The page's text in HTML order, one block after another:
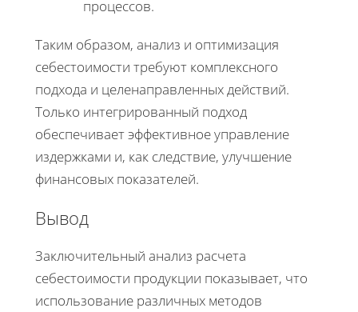
процессов.
Таким образом, анализ и оптимизация
себестоимости требуют комплексного
подхода и целенаправленных действий.
Только интегрированный подход
обеспечивает эффективное управление
издержками и, как следствие, улучшение
финансовых показателей.
Вывод
Заключительный анализ расчета
себестоимости продукции показывает, что
использование различных методов